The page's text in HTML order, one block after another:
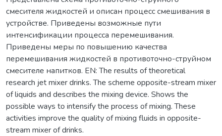
смесителя жидкостей и описан процесс смешивания в
устройстве. Приведены возможные пути
интенсификации процесса перемешивания.
Приведены меры по повышению качества
перемешивания жидкостей в противоточно-струйном
смесителе напитков. EN: The results of theoretical
research jet mixer drinks. The scheme opposite-stream mixer
of liquids and describes the mixing device. Shows the
possible ways to intensify the process of mixing. These
activities improve the quality of mixing fluids in opposite-
stream mixer of drinks.